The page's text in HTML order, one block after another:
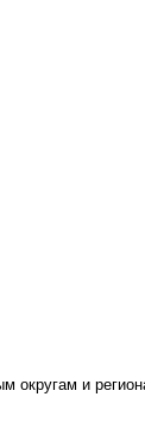
округам и